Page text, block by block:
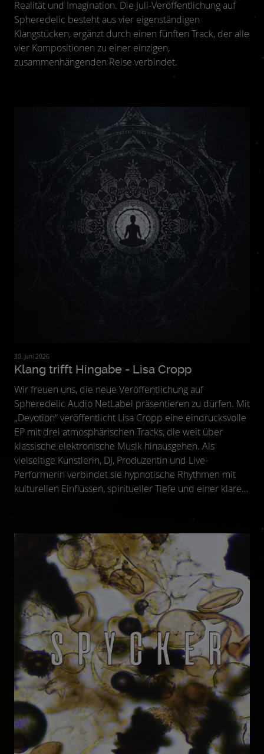
Realität und Imagination. Die Juli-Veröffentlichung auf
Spheredelic besteht aus vier eigenständigen
Klangstücken, ergänzt durch einen fünften Track, der alle
vier Kompositionen zu einer einzigen,
zusammenhängenden Reise verbindet.
30. Juni 2026
Klang trifft Hingabe - Lisa Cropp
Wir freuen uns, die neue Veröffentlichung auf
Spheredelic Audio NetLabel präsentieren zu dürfen. Mit
„Devotion“ veröffentlicht Lisa Cropp eine eindrucksvolle
EP mit drei atmosphärischen Tracks, die weit über
klassische elektronische Musik hinausgehen. Als
vielseitige Künstlerin, DJ, Produzentin und Live-
Performerin verbindet sie hypnotische Rhythmen mit
kulturellen Einflüssen, spiritueller Tiefe und einer klaren